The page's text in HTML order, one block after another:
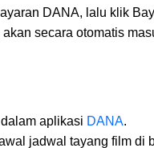
DANA, lalu klik
secara otomatis
aplikasi DANA.
jadwal tayang film di